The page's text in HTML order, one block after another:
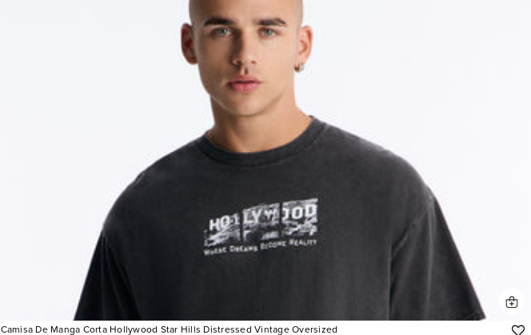
Camisa De Manga Corta Hollywood Star Hills Distressed Vintage Oversized